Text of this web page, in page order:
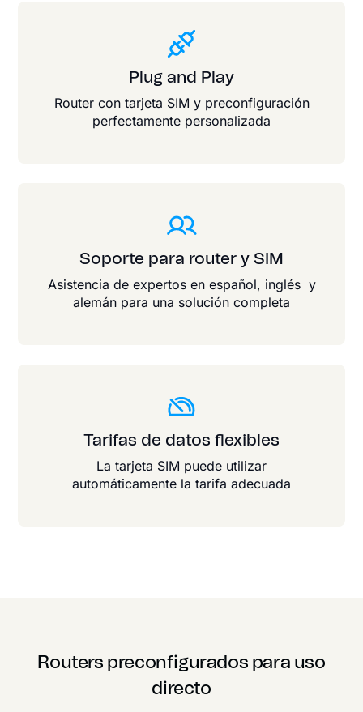
Plug and Play
Router con tarjeta SIM y preconfiguración
perfectamente personalizada
Soporte para router y SIM
Asistencia de expertos en español, inglés y
alemán para una solución completa
Tarifas de datos flexibles
La tarjeta SIM puede utilizar
automáticamente la tarifa adecuada
Routers preconfigurados para uso
directo